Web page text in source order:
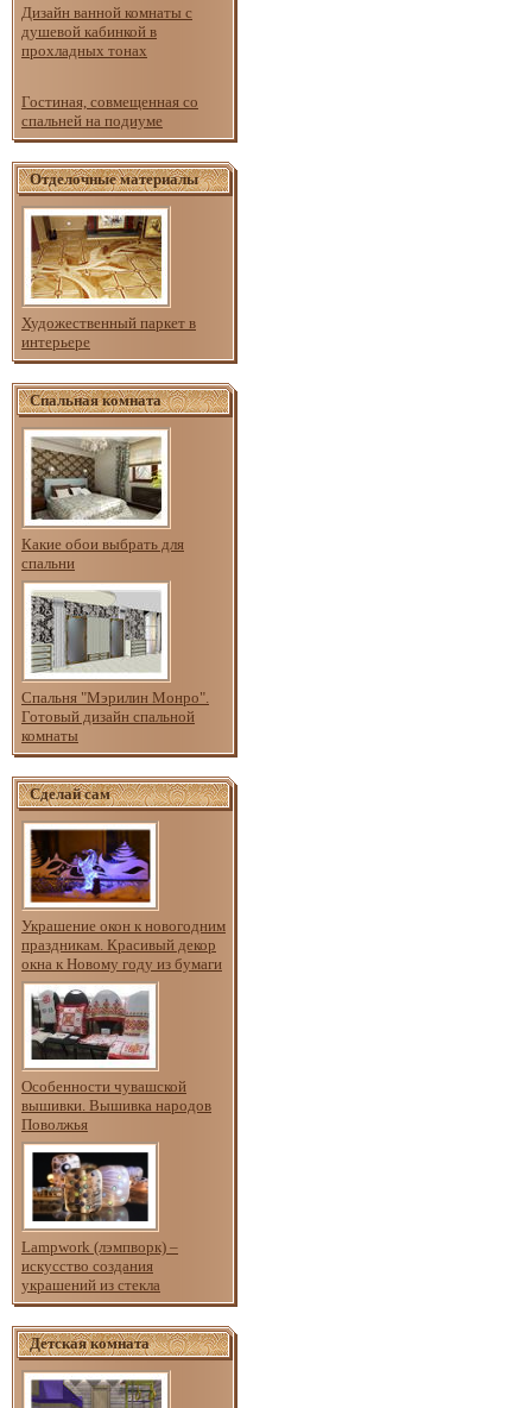
Дизайн ванной комнаты с
душевой кабинкой в
прохладных тонах
Гостиная, совмещенная со
спальней на подиуме
Отделочные материалы
Художественный паркет в
интерьере
Спальная комната
Какие обои выбрать для
спальни
Спальня "Мэрилин Монро".
Готовый дизайн спальной
комнаты
Сделай сам
Украшение окон к новогодним
праздникам. Красивый декор
окна к Новому году из бумаги
Особенности чувашской
вышивки. Вышивка народов
Поволжья
Lampwork (лэмпворк) –
искусство создания
украшений из стекла
Детская комната